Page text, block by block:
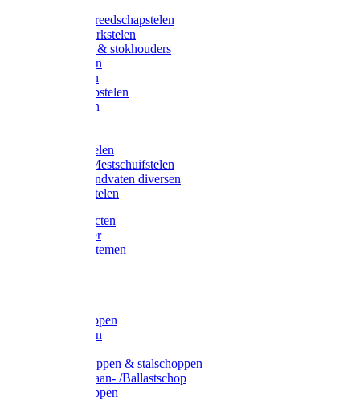
Overige gereedschapstelen
Bezem-/Harkstelen
Handvaten & stokhouders
Hamerstelen
Spadestelen
Graanschopstelen
Schopstelen
Gardena stelen
Sneeuw- /Mestschuifstelen
Stelen / Handvaten diversen
Telescoopstelen
Tuin producten
Fruitplukker
Ophangsystemen
Betonschoppen
Schepbatsen
Ballastschoppen & stalschoppen
Slijtsrip Graan- /Ballastschop
Graanschoppen